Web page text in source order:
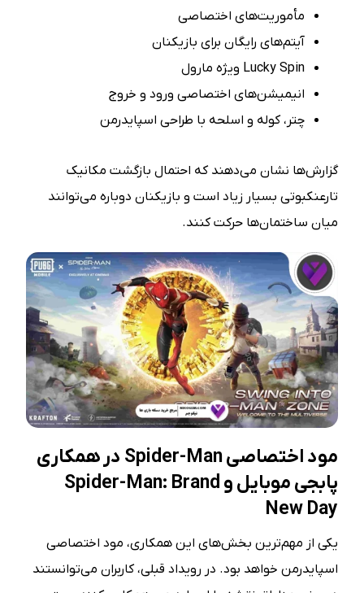
مأموریت‌های اختصاصی
آیتم‌های رایگان برای بازیکنان
Lucky Spin ویژه مارول
انیمیشن‌های اختصاصی ورود و خروج
چتر، کوله و اسلحه با طراحی اسپایدرمن
گزارش‌ها نشان می‌دهند که احتمال بازگشت مکانیک
تارعنکبوتی بسیار زیاد است و بازیکنان دوباره می‌توانند
میان ساختمان‌ها حرکت کنند.
مود اختصاصی Spider-Man در همکاری
پابجی موبایل و Spider-Man: Brand
New Day
یکی از مهم‌ترین بخش‌های این همکاری، مود اختصاصی
اسپایدرمن خواهد بود. در رویداد قبلی، کاربران می‌توانستند